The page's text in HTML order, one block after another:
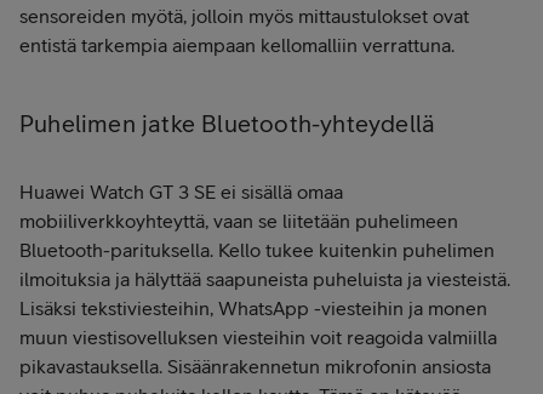
sensoreiden myötä, jolloin myös mittaustulokset ovat
entistä tarkempia aiempaan kellomalliin verrattuna.
Puhelimen jatke Bluetooth-yhteydellä
Huawei Watch GT 3 SE ei sisällä omaa
mobiiliverkkoyhteyttä, vaan se liitetään puhelimeen
Bluetooth-parituksella. Kello tukee kuitenkin puhelimen
ilmoituksia ja hälyttää saapuneista puheluista ja viesteistä.
Lisäksi tekstiviesteihin, WhatsApp -viesteihin ja monen
muun viestisovelluksen viesteihin voit reagoida valmiilla
pikavastauksella. Sisäänrakennetun mikrofonin ansiosta